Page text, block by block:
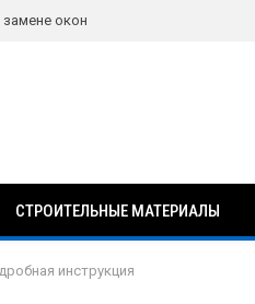
окон
СТРОИТЕЛЬНЫЕ МАТЕРИАЛЫ
инструкция